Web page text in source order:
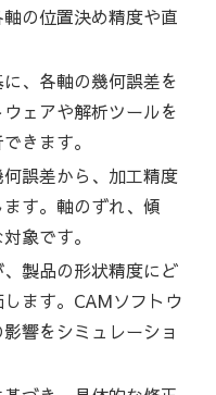
の位置決め精度や直
、各軸の幾何誤差を
ェアや解析ツールを
きます。
誤差から、加工精度
す。軸のずれ、傾
象です。
製品の形状精度にど
ます。CAMソフトウ
響をシミュレーショ